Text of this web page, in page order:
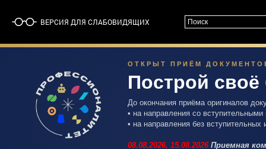
ВЕРСИЯ ДЛЯ СЛАБОВИДЯЩИХ
ОТКРЫТ ПРИЁМ
Построй
До окончания приёма оригиналов
• на направления со
• на направления без
08.08.2026, 15.08.2026Приемная